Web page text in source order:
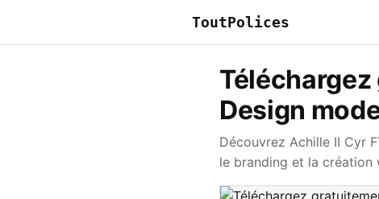
ToutPolices
Design
Découvrez Achille II Cyr
le branding et la création